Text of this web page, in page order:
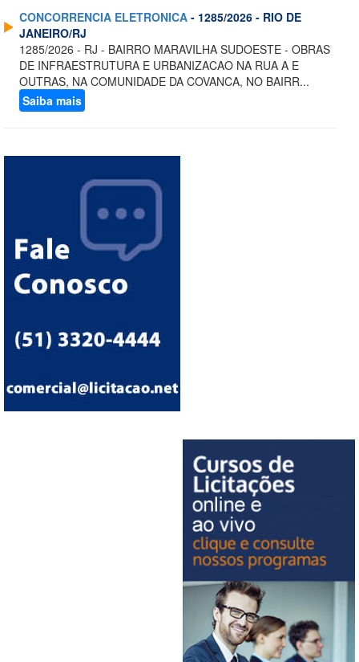
CONCORRENCIA ELETRONICA - 1285/2026 - RIO DE
JANEIRO/RJ
1285/2026 - RJ - BAIRRO MARAVILHA SUDOESTE - OBRAS
DE INFRAESTRUTURA E URBANIZACAO NA RUA A E
OUTRAS, NA COMUNIDADE DA COVANCA, NO BAIRR...
Saiba mais